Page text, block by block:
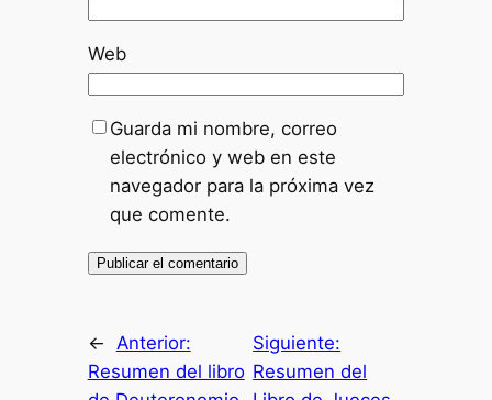
Web
Guarda mi nombre, correo
electrónico y web en este
navegador para la próxima vez
que comente.
←
Anterior:
Resumen del libro
Siguiente:
Resumen del